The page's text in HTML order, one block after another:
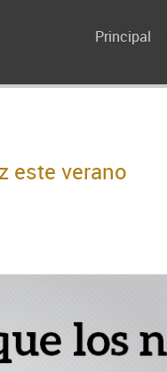
Principal
este verano